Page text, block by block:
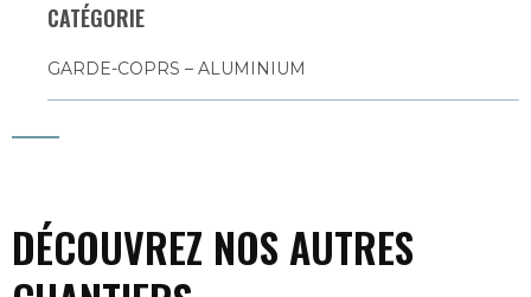
CATÉGORIE
GARDE-COPRS – ALUMINIUM
DÉCOUVREZ NOS AUTRES